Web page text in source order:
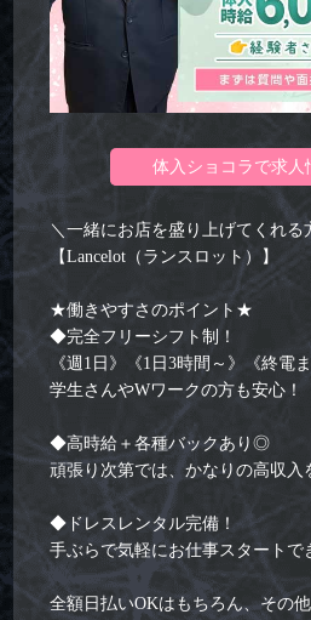
体入ショコラで求人
＼一緒にお店を盛り上げてくれる
【Lancelot（ランスロット）】
★働きやすさのポイント★
◆完全フリーシフト制！
《週1日》《1日3時間～》《終
学生さんやWワークの方も安心！
◆高時給＋各種バックあり◎
頑張り次第では、かなりの高収入
◆ドレスレンタル完備！
手ぶらで気軽にお仕事スタート
全額日払いOKはもちろん、その